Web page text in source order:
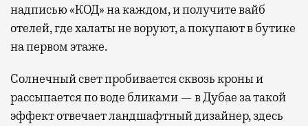
надписью «КОД» на каждом, и получите вайб
отелей, где халаты не воруют, а покупают в бутике
на первом этаже.
Солнечный свет пробивается сквозь кроны и
рассыпается по воде бликами — в Дубае за такой
эффект отвечает ландшафтный дизайнер, здесь